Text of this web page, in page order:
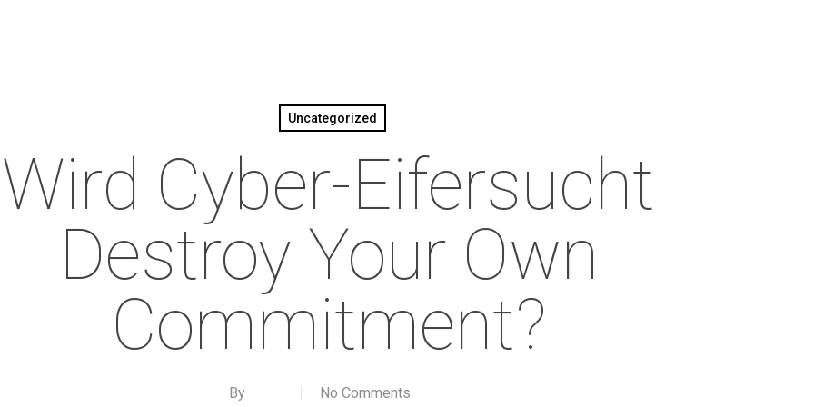
Uncategorized
Wird Cyber-Eifersucht
Destroy Your Own
Commitment?
By No Comments